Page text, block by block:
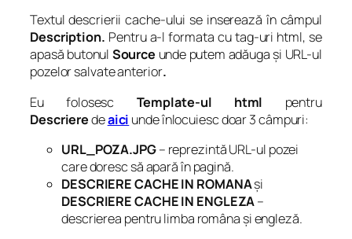
Textul descrierii cache-ului se inserează în câmpul
Description. Pentru a-l formata cu tag-uri html, se
apasă butonul Source unde putem adăuga și URL-ul
pozelor salvate anterior.
Eu folosesc Template-ul html pentru
Descrieredeaici unde înlocuiesc doar 3 câmpuri:
URL_POZA.JPG– reprezintă URL-ul pozei
care doresc să apară în pagină.
DESCRIERE CACHE IN ROMANAși
DESCRIERE CACHE IN ENGLEZA–
descrierea pentru limba româna și engleză.